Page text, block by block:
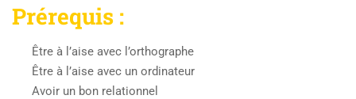
Prérequis :
Être à l’aise avec l’orthographe
Être à l’aise avec un ordinateur
Avoir un bon relationnel